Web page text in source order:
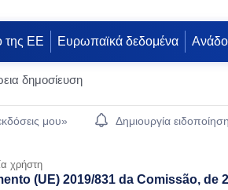
της ΕΕ Ευρωπαϊκά δεδομένα
δημοσίευση
Portlet
μου» Δημιουργία
χρήστη
(UE) 2019/831 da Comissão, de